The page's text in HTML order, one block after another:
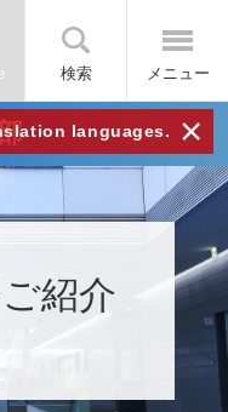
検索 メニュー
languages. ×
紹介